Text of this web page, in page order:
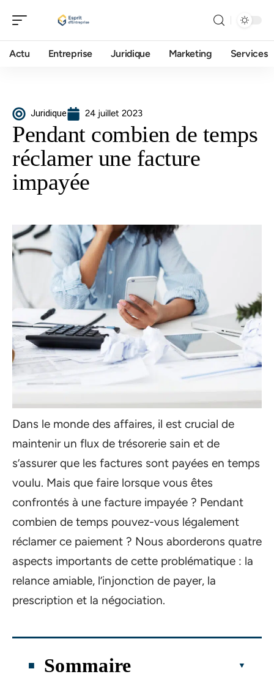
Actu Entreprise Juridique Marketing Services
Juridique 24 juillet 2023
Pendant combien de temps
réclamer une facture
impayée
Dans le monde des affaires, il est crucial de
maintenir un flux de trésorerie sain et de
s’assurer que les factures sont payées en temps
voulu. Mais que faire lorsque vous êtes
confrontés à une facture impayée ? Pendant
combien de temps pouvez-vous légalement
réclamer ce paiement ? Nous aborderons quatre
aspects importants de cette problématique : la
relance amiable, l’injonction de payer, la
prescription et la négociation.
Sommaire